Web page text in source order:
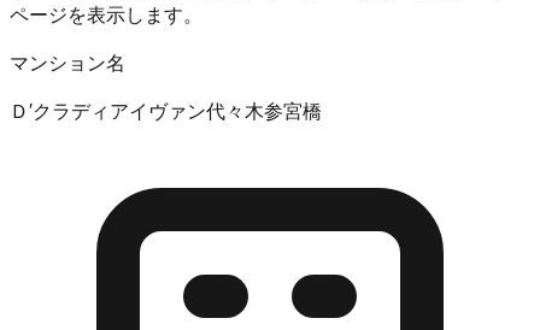
ページを表示します。
マンション名
Ｄ′クラディアイヴァン代々木参宮橋